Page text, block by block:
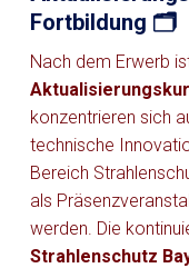
Fortbildung 🗂️
Nach dem Erwerb
konzentrieren sich
technische
Bereich
als
werden. Die
Strahlenschutz